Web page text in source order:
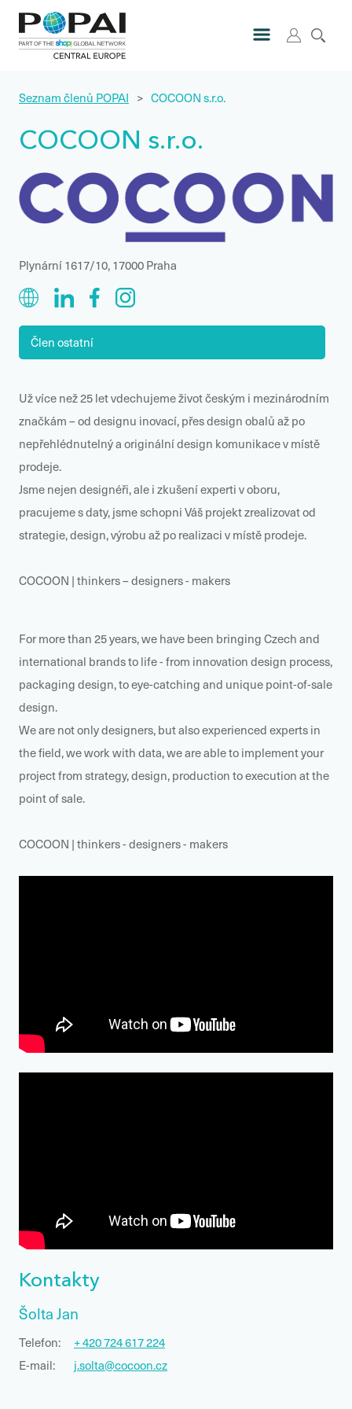
Seznam členů POPAI > COCOON s.r.o.
COCOON s.r.o.
Plynární 1617/10, 17000 Praha
Člen ostatní
Už více než 25 let vdechujeme život českým i mezinárodním
značkám – od designu inovací, přes design obalů až po
nepřehlédnutelný a originální design komunikace v místě
prodeje.
Jsme nejen designéři, ale i zkušení experti v oboru,
pracujeme s daty, jsme schopni Váš projekt zrealizovat od
strategie, design, výrobu až po realizaci v místě prodeje.
COCOON | thinkers – designers - makers
For more than 25 years, we have been bringing Czech and
international brands to life - from innovation design process,
packaging design, to eye-catching and unique point-of-sale
design.
We are not only designers, but also experienced experts in
the field, we work with data, we are able to implement your
project from strategy, design, production to execution at the
point of sale.
COCOON | thinkers - designers - makers
Kontakty
Šolta Jan
Telefon:
+ 420 724 617 224
E-mail:
j.solta@cocoon.cz